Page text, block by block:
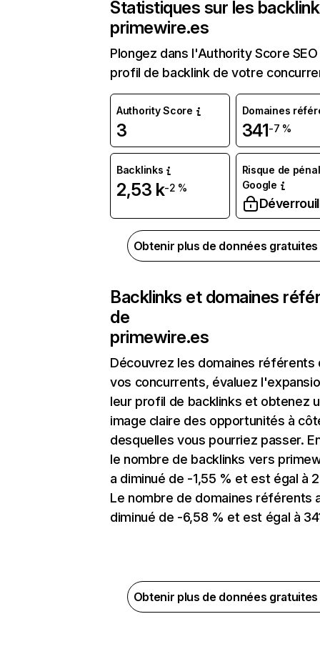
Statistiques sur les
primewire.es
Plongez dans l'Authority Score
profil de backlink de votre
Authority Score
3
Domaines
341-7 %
Backlinks
2,53 k-2 %
Risque de
Google
Obtenir plus de données
Backlinks et domaines
de
primewire.es
Découvrez les domaines référents
vos concurrents, évaluez
leur profil de backlinks et obtenez
image claire des opportunités à
desquelles vous pourriez passer.
le nombre de backlinks vers
a diminué de -1,55 % et est égal à
Le nombre de domaines référents
diminué de -6,58 % et est égal à
Obtenir plus de données